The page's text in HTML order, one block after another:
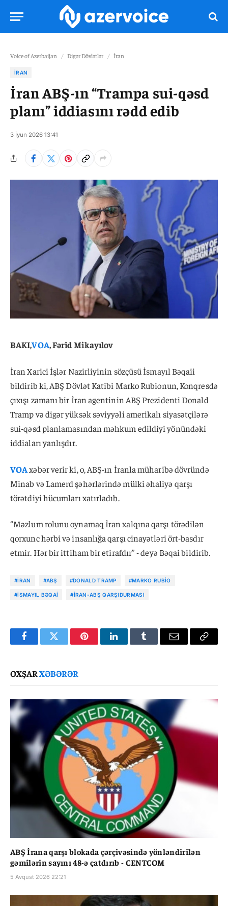
Voice of Azerbaijan / Digər Dövlətlər / İran
İRAN
İran ABŞ-ın “Trampa sui-qəsd
planı” iddiasını rədd edib
3 İyun 2026 13:41
BAKI,VOA, Fərid Mikayılov
İran Xarici İşlər Nazirliyinin sözçüsü İsmayıl Bəqaii
bildirib ki, ABŞ Dövlət Katibi Marko Rubionun, Konqresdə
çıxışı zamanı bir İran agentinin ABŞ Prezidenti Donald
Tramp və digər yüksək səviyyəli amerikalı siyasətçilərə
sui-qəsd planlamasından məhkum edildiyi yönündəki
iddiaları yanlışdır.
VOAxəbər verir ki, o, ABŞ-ın İranla müharibə dövründə
Minab və Lamerd şəhərlərində mülki əhaliyə qarşı
törətdiyi hücumları xatırladıb.
“Məzlum rolunu oynamaq İran xalqına qarşı törədilən
qorxunc hərbi və insanlığa qarşı cinayətləri ört-basdır
etmir. Hər bir ittiham bir etirafdır” - deyə Bəqai bildirib.
#İRAN #ABŞ #DONALD TRAMP #MARKO RUBIO
#İSMAYIL BƏQAI #İRAN-ABŞ QARŞIDURMASI
FacebookTwitter PinterestLinkedInTumblr Email
Copy
OXŞARXƏBƏRƏR
ABŞ İrana qarşı blokada çərçivəsində yönləndirilən
gəmilərin sayını 48-ə çatdırıb - CENTCOM
5 Avqust 2026 22:21